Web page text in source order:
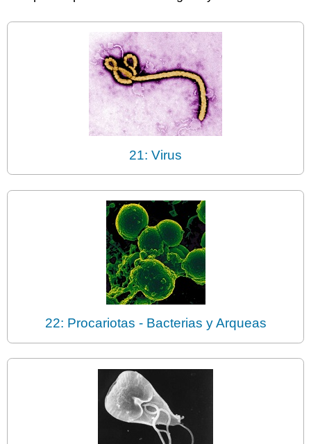
21: Virus
22: Procariotas - Bacterias y Arqueas